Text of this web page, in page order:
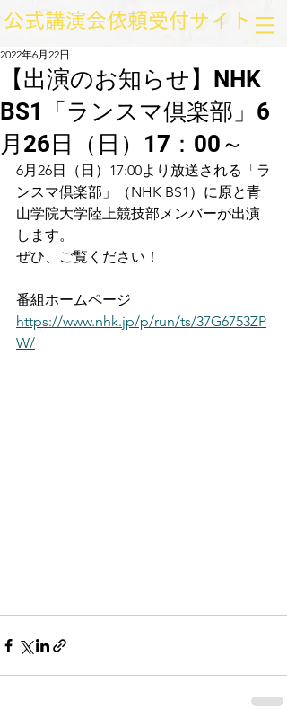
​公式講演会依頼受付サイト
【出演のお知らせ】NHK
BS1「ランスマ倶楽部」6
月26日（日）17：00～
2022年6月22日
6月26日（日）17:00より放送される「ラ
ンスマ倶楽部」（NHK BS1）に原と青
山学院大学陸上競技部メンバーが出演
します。
ぜひ、ご覧ください！
番組ホームページ
https://www.nhk.jp/p/run/ts/37G6753ZP
W/